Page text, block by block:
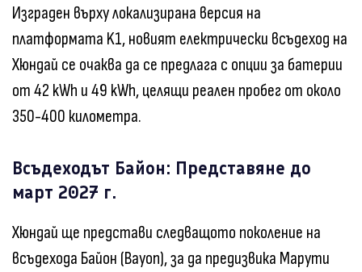
Изграден върху локализирана версия на
платформата K1, новият електрически всъдеход на
Хюндай се очаква да се предлага с опции за батерии
от 42 kWh и 49 kWh, целящи реален пробег от около
350-400 километра.
Всъдеходът Байон: Представяне до
март 2027 г.
Хюндай ще представи следващото поколение на
всъдехода Байон (Bayon), за да предизвика Марути